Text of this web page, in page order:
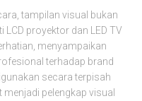
tampilan visual bukan
proyektor dan LED TV
menyampaikan
terhadap brand
secara terpisah
pelengkap visual